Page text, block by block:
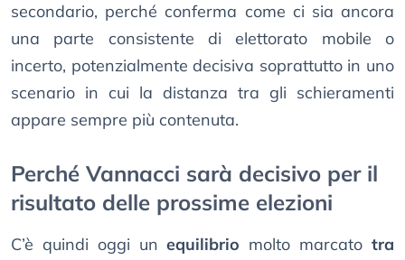
secondario, perché conferma come ci sia ancora
una parte consistente di elettorato mobile o
incerto, potenzialmente decisiva soprattutto in uno
scenario in cui la distanza tra gli schieramenti
appare sempre più contenuta.
Perché Vannacci sarà decisivo per il
risultato delle prossime elezioni
C’è quindi oggi unequilibrio molto marcatotra